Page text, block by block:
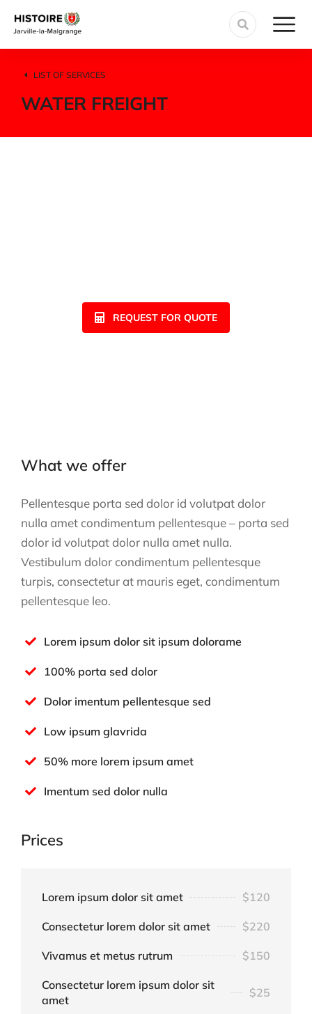
LIST OF SERVICES
WATER FREIGHT
REQUEST FOR QUOTE
What we offer
Pellentesque porta sed dolor id volutpat dolor
nulla amet condimentum pellentesque – porta sed
dolor id volutpat dolor nulla amet nulla.
Vestibulum dolor condimentum pellentesque
turpis, consectetur at mauris eget, condimentum
pellentesque leo.
Lorem ipsum dolor sit ipsum dolorame
100% porta sed dolor
Dolor imentum pellentesque sed
Low ipsum glavrida
50% more lorem ipsum amet
Imentum sed dolor nulla
Prices
Lorem ipsum dolor sit amet $120
Consectetur lorem dolor sit amet $220
Vivamus et metus rutrum $150
Consectetur lorem ipsum dolor sit
amet
$25